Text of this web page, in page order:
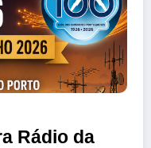
Rádio da